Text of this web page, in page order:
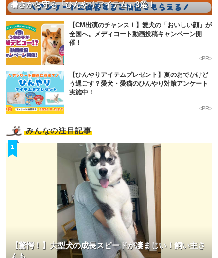
暑さから守る「ひんやりアイテム」3選！
【CM出演のチャンス！】愛犬の「おいしい顔」が
全国へ。メディコート動画投稿キャンペーン開
催！
<PR>
【ひんやりアイテムプレゼント】夏のおでかけど
う過ごす？愛犬・愛猫のひんやり対策アンケート
実施中！
<PR>
みんなの注目記事
1
【驚愕！】大型犬の成長スピードが凄まじい！飼い主さ
んも...
アプリをダウンロードする